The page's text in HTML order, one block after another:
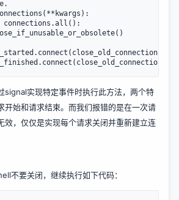
signal实现特定事件时执行此方法，两个特
开始和请求结束。而我们报错的是在一次请
效，仅仅是实现每个请求关闭并重新建立连
不要关闭，继续执行如下代码：